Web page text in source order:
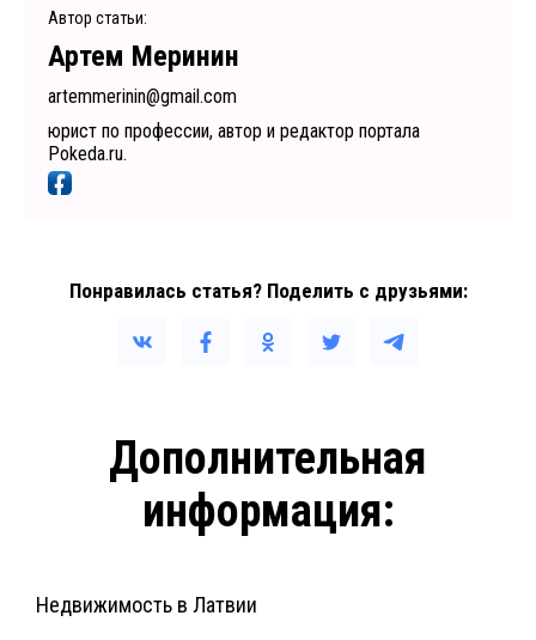
Автор статьи:
Артем Меринин
artemmerinin@gmail.com
юрист по профессии, автор и редактор портала
Pokeda.ru.
Понравилась статья? Поделить с друзьями:
Дополнительная
информация:
Недвижимость в Латвии